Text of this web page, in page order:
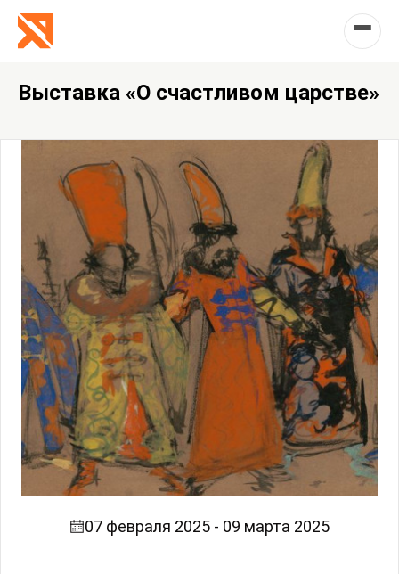
Выставка «О счастливом царстве»
07 февраля 2025 - 09 марта 2025